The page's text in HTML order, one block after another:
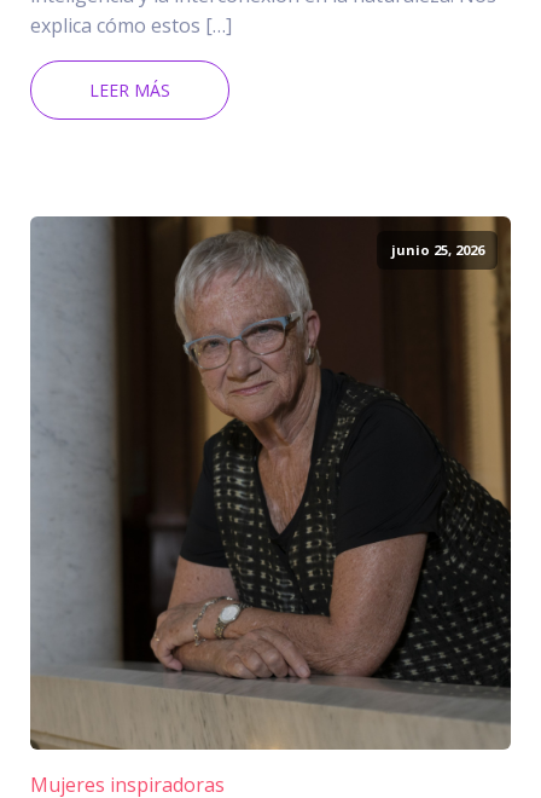
explica cómo estos […]
LEER MÁS
junio 25, 2026
Mujeres inspiradoras